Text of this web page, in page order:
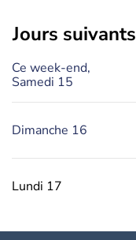
jours suivants
Ce week-end,
Samedi 15
Dimanche 16
Lundi 17